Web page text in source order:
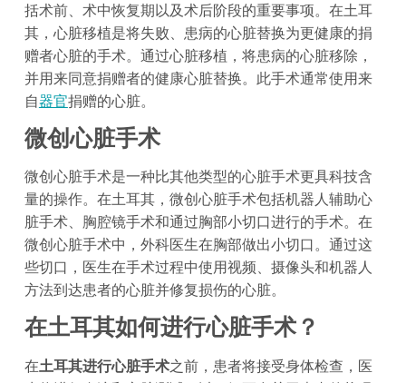
括术前、术中恢复期以及术后阶段的重要事项。在土耳
其，心脏移植是将失败、患病的心脏替换为更健康的捐
赠者心脏的手术。通过心脏移植，将患病的心脏移除，
并用来同意捐赠者的健康心脏替换。此手术通常使用来
自器官捐赠的心脏。
微创心脏手术
微创心脏手术是一种比其他类型的心脏手术更具科技含
量的操作。在土耳其，微创心脏手术包括机器人辅助心
脏手术、胸腔镜手术和通过胸部小切口进行的手术。在
微创心脏手术中，外科医生在胸部做出小切口。通过这
些切口，医生在手术过程中使用视频、摄像头和机器人
方法到达患者的心脏并修复损伤的心脏。
在土耳其如何进行心脏手术？
在土耳其进行心脏手术之前，患者将接受身体检查，医